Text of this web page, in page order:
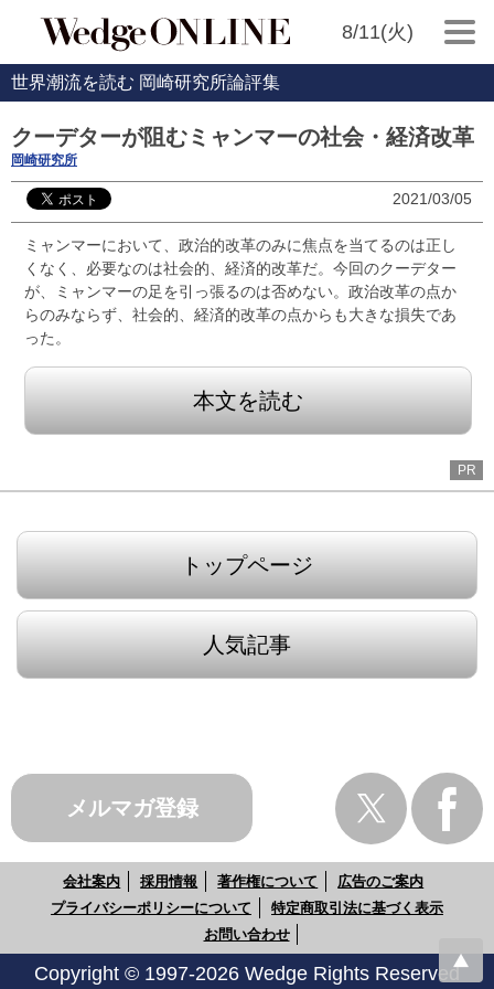
8/11(火)
世界潮流を読む 岡崎研究所論評集
クーデターが阻むミャンマーの社会・経済改革
岡崎研究所
2021/03/05
ミャンマーにおいて、政治的改革のみに焦点を当てるのは正し
くなく、必要なのは社会的、経済的改革だ。今回のクーデター
が、ミャンマーの足を引っ張るのは否めない。政治改革の点か
らのみならず、社会的、経済的改革の点からも大きな損失であ
った。
本文を読む
PR
トップページ
人気記事
メルマガ登録
会社案内 採用情報 著作権について
広告のご案内
プライバシーポリシーについて
特定商取引法に基づく表示
お問い合わせ
Copyright © 1997-2026 Wedge Rights Reserved